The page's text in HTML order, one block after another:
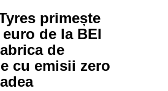
primește
de la BEI
de
cu emisii zero